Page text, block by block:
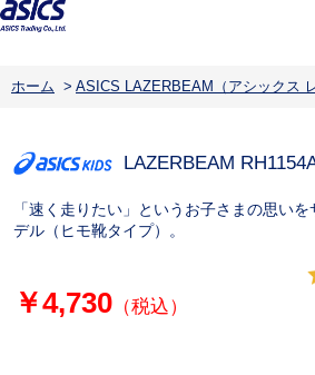
ホーム > ASICS LAZERBEAM（アシックス
LAZERBEAM RH
「速く走りたい」というお子さまの思い
デル（ヒモ靴タイプ）。
￥4,730（税込）